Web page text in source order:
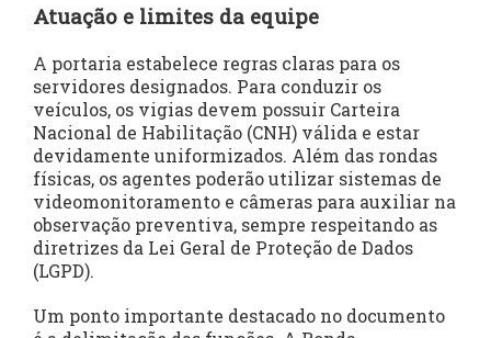
Atuação e limites da equipe
A portaria estabelece regras claras para os
servidores designados. Para conduzir os
veículos, os vigias devem possuir Carteira
Nacional de Habilitação (CNH) válida e estar
devidamente uniformizados. Além das rondas
físicas, os agentes poderão utilizar sistemas de
videomonitoramento e câmeras para auxiliar na
observação preventiva, sempre respeitando as
diretrizes da Lei Geral de Proteção de Dados
(LGPD).
Um ponto importante destacado no documento